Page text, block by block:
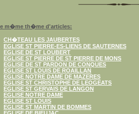
m�me th�me d'articles:
CH�TEAU LES JAUBERTES
EGLISE ST PIERRE-ES-LIENS DE SAUTERNES
EGLISE DE ST LOUBERT
EGLISE ST PIERRE DE ST PIERRE DE MONS
EGLISE DE ST PARDON DE CONQUES
EGLISE ST LOUIS DE ROAILLAN
EGLISE NOTRE DAME DE MAZERES
EGLISE ST CHRISTOPHE DE LEOGEATS
EGLISE ST GERVAIS DE LANGON
EGLISE NOTRE DAME
EGLISE ST LOUIS
EGLISE ST MARTIN DE BOMMES